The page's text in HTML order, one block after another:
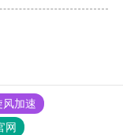
风加速
网